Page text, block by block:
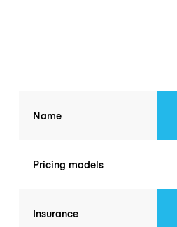
Name
Pricing models
Insurance